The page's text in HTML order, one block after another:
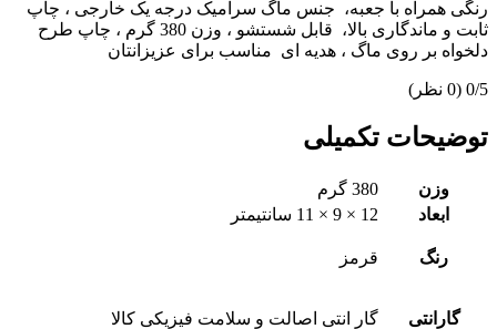
رنگی همراه با جعبه، جنس ماگ سرامیک درجه یک خارجی ، چاپ
ثابت و ماندگاری بالا، قابل شستشو ، وزن 380 گرم ، چاپ طرح
دلخواه بر روی ماگ ، هدیه ای مناسب برای عزیزانتان
‫0/5 ‫(0 نظر)
توضیحات تکمیلی
وزن
380 گرم
ابعاد
12 × 9 × 11 سانتیمتر
رنگ قرمز
گارانتی گار انتی اصالت و سلامت فیزیکی کالا